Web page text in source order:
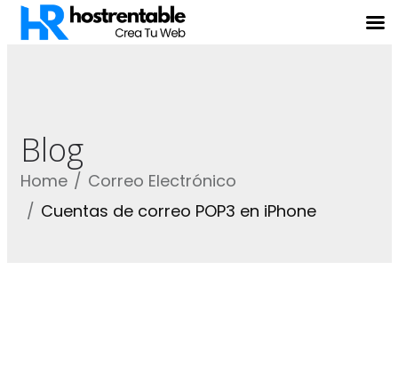
Blog
Home
Correo Electrónico
Cuentas de correo POP3 en iPhone